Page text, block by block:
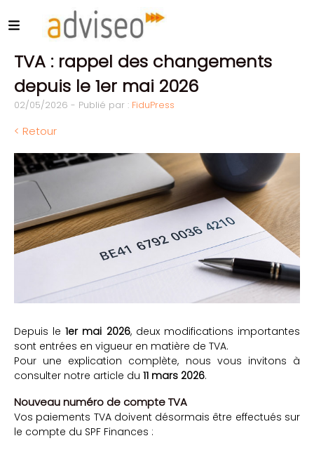
TVA : rappel des changements
depuis le 1er mai 2026
02/05/2026 - Publié par : FiduPress
< Retour
Depuis le1er mai 2026, deux modifications importantes
sont entrées en vigueur en matière de TVA.
Pour une explication complète, nous vous invitons à
consulter notre article du 11 mars 2026.
Nouveau numéro de compte TVA
Vos paiements TVA doivent désormais être effectués sur
le compte du SPF Finances :